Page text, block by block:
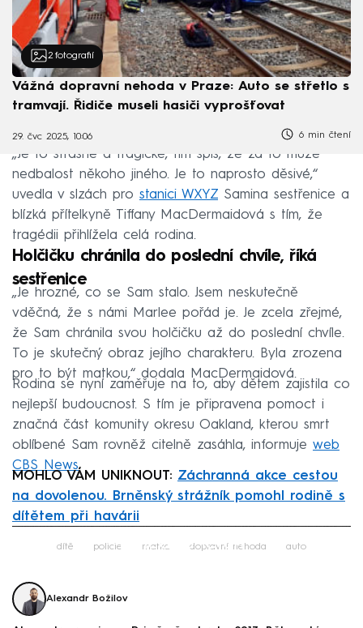
2 fotografií
Vážná dopravní nehoda v Praze: Auto se střetlo s
tramvají. Řidiče museli hasiči vyprošťovat
29. čvc 2025, 10:06 6 min čtení
„Je to strašné a tragické, tím spíš, že za to může
nedbalost někoho jiného. Je to naprosto děsivé,“
uvedla v slzách pro stanici WXYZ Samina sestřenice a
blízká přítelkyně Tiffany MacDermaidová s tím, že
tragédii přihlížela celá rodina.
Holčičku chránila do poslední chvíle, říká
sestřenice
„Je hrozné, co se Sam stalo. Jsem neskutečně
vděčná, že s námi Marlee pořád je. Je zcela zřejmé,
že Sam chránila svou holčičku až do poslední chvíle.
To je skutečný obraz jejího charakteru. Byla zrozena
pro to být matkou,“ dodala MacDermaidová.
Rodina se nyní zaměřuje na to, aby dětem zajistila co
nejlepší budoucnost. S tím je připravena pomoct i
značná část komunity okresu Oakland, kterou smrt
oblíbené Sam rovněž citelně zasáhla, informuje web
CBS News.
MOHLO VÁM UNIKNOUT: Záchranná akce cestou
na dovolenou. Brněnský strážník pomohl rodině s
dítětem při havárii
Failed to fetch
dítě policie matka dopravní nehoda auto
Alexandr Božilov